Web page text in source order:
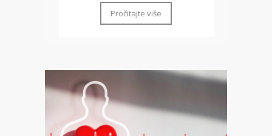
Pročitajte više